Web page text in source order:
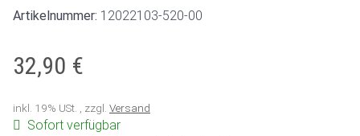
Artikelnummer: 12022103-520-00
32,90 €
inkl. 19% USt. , zzgl. Versand
Sofort verfügbar